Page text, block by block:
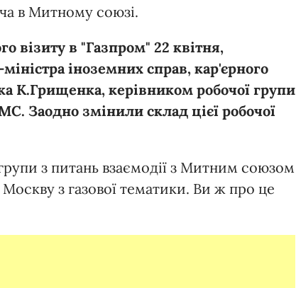
в Митному союзі.
візиту в "Газпром" 22 квітня,
іноземних справ, кар'єрного
К.Грищенка, керівником робочої групи
Заодно змінили склад цієї робочої
з питань взаємодії з Митним союзом
з газової тематики. Ви ж про це